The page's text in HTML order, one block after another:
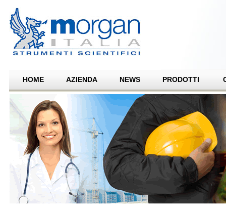
HOME AZIENDA NEWS PRODOTTI